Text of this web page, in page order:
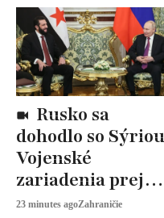
dohodlo so
Vojenské
zariadenia prejdú
zmenou
23 minutes agoZahraničie